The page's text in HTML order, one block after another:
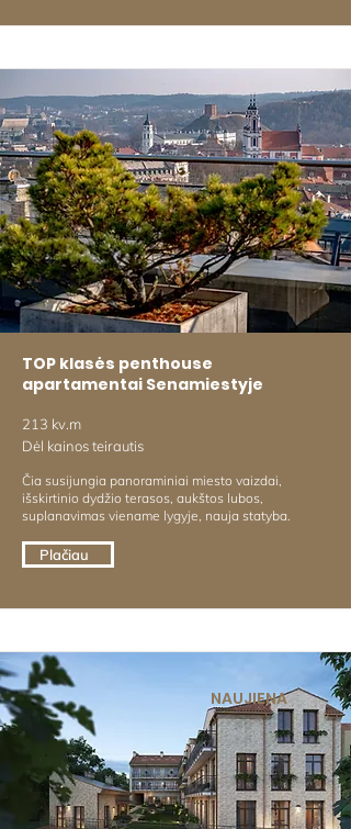
TOP klasės penthouse
apartamentai Senamiestyje
213 kv.m
Dėl kainos teirautis
Čia susijungia panoraminiai miesto vaizdai,
išskirtinio dydžio terasos, aukštos lubos,
suplanavimas viename lygyje, nauja statyba.
Plačiau
NAUJIENA